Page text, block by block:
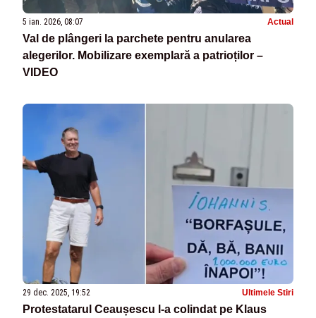
5 ian. 2026, 08:07 Actual
Val de plângeri la parchete pentru anularea
alegerilor. Mobilizare exemplară a patrioților –
VIDEO
29 dec. 2025, 19:52 Ultimele Stiri
Protestatarul Ceaușescu l-a colindat pe Klaus